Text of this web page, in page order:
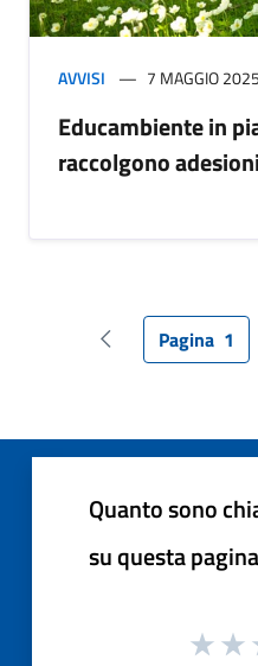
AVVISI 7 MAGGIO 2025
Educambiente in
raccolgono
Pagina precedente
Pagina 1
Quanto sono
su questa